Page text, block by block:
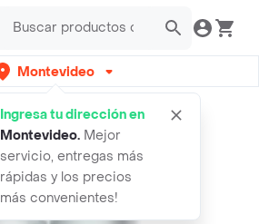
Montevideo
Ingresa tu dirección en
Montevideo. Mejor
servicio, entregas más
rápidas y los precios
más convenientes!